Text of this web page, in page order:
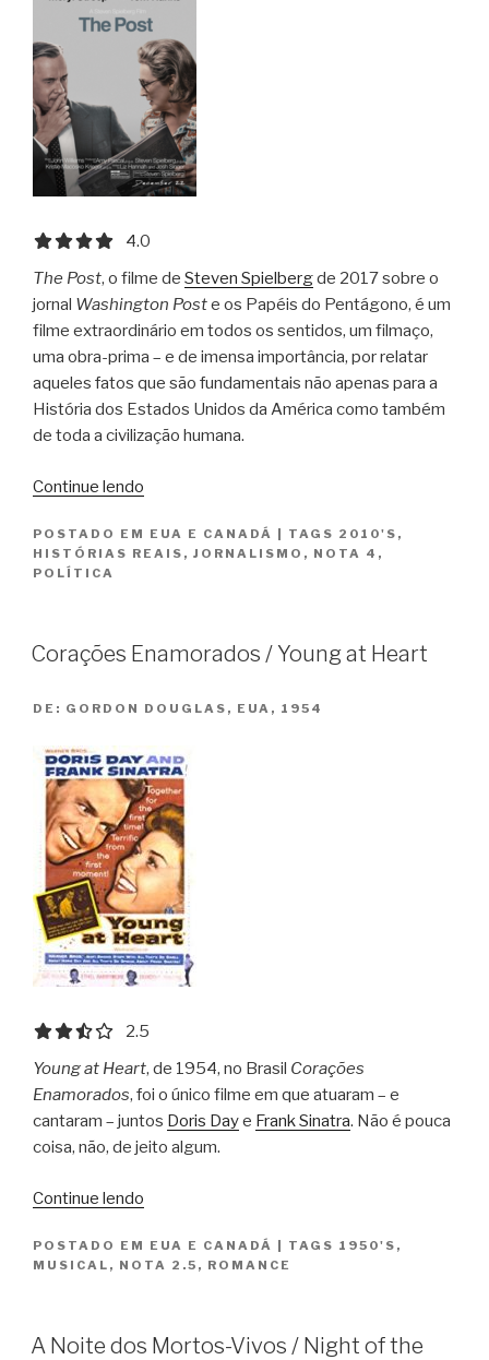
4.0 out of 5.0 stars
4.0
The Post, o filme de Steven Spielbergde 2017 sobre o
jornal Washington Poste os Papéis do Pentágono, é um
filme extraordinário em todos os sentidos, um filmaço,
uma obra-prima – e de imensa importância, por relatar
aqueles fatos que são fundamentais não apenas para a
História dos Estados Unidos da América como também
de toda a civilização humana.
Continue lendo
A
Guerra
POSTADO EM EUA E CANADÁ TAGS 2010'S ,
HISTÓRIAS REAIS , JORNALISMO , NOTA 4 ,
POLÍTICA
Corações Enamorados / Young at Heart
DE: GORDON DOUGLAS, EUA, 1954
2.5 out of 5.0 stars
2.5
Young at Heart, de 1954, no Brasil Corações
Enamorados, foi o único filme em que atuaram – e
cantaram – juntos Doris Daye Frank Sinatra. Não é pouca
coisa, não, de jeito algum.
Continue lendo
Young
POSTADO EM EUA E CANADÁ TAGS 1950'S ,
MUSICAL , NOTA 2.5 , ROMANCE
A Noite dos Mortos-Vivos / Night of the